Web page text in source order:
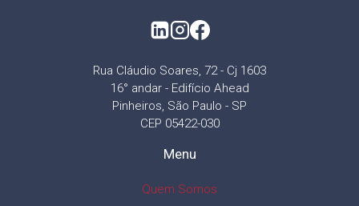
Rua Cláudio Soares, 72 - Cj 1603
16° andar - Edifício Ahead
Pinheiros, São Paulo - SP
CEP 05422-030
Menu
Quem Somos